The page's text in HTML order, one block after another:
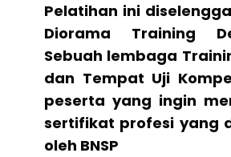
Pelatihan ini
Diorama Training
Sebuah lembaga
dan Tempat Uji
peserta yang ingin
sertifikat profesi yang
oleh BNSP